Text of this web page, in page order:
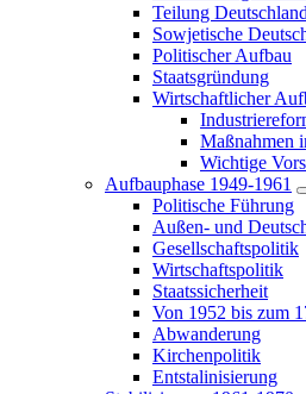
Teilung
Sowjetische
Politischer Aufbau
Staatsgründung
Wirtschaftlicher
Maßnahmen
Wichtige
Aufbauphase 1949-1961
Politische Führung
Außen- und
Gesellschaftspolitik
Wirtschaftspolitik
Staatssicherheit
Von 1952 bis zum
Abwanderung
Kirchenpolitik
Entstalinisierung